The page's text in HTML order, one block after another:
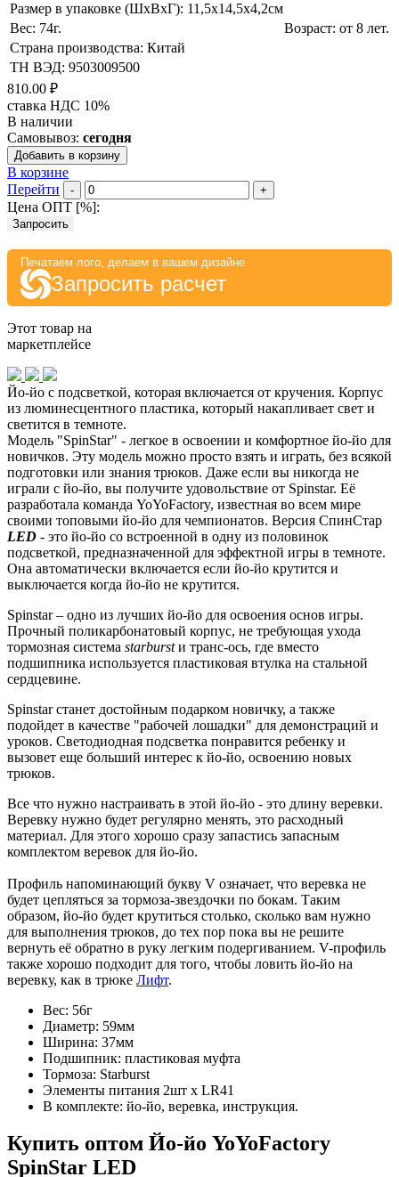
Размер в упаковке (ШхВxГ): 11,5х14,5х4,2cм
Вес: 74г.
Возраст: от 8 лет.
Страна производства: Китай
ТН ВЭД: 9503009500
810.00 ₽
ставка НДС 10%
В наличии
Самовывоз: сегодня
Добавить в корзину
В корзине
Перейти
- +
Цена ОПТ [%]:
Запросить
Печатаем лого, делаем в вашем дизайне
Запросить расчет
Этот товар на
маркетплейсе
Йо-йо с подсветкой, которая включается от кручения. Корпус
из люминесцентного пластика, который накапливает свет и
светится в темноте.
Модель "SpinStar" - легкое в освоении и комфортное йо-йо для
новичков. Эту модель можно просто взять и играть, без всякой
подготовки или знания трюков. Даже если вы никогда не
играли с йо-йо, вы получите удовольствие от Spinstar. Её
разработала команда YoYoFactory, известная во всем мире
своими топовыми йо-йо для чемпионатов. Версия СпинСтар
LED - это йо-йо со встроенной в одну из половинок
подсветкой, предназначенной для эффектной игры в темноте.
Она автоматически включается если йо-йо крутится и
выключается когда йо-йо не крутится.
Spinstar – одно из лучших йо-йо для освоения основ игры.
Прочный поликарбонатовый корпус, не требующая ухода
тормозная система starburstи транс-ось, где вместо
подшипника используется пластиковая втулка на стальной
сердцевине.
Spinstar станет достойным подарком новичку, а также
подойдет в качестве "рабочей лошадки" для демонстраций и
уроков. Светодиодная подсветка понравится ребенку и
вызовет еще больший интерес к йо-йо, освоению новых
трюков.
Все что нужно настраивать в этой йо-йо - это длину веревки.
Веревку нужно будет регулярно менять, это расходный
материал. Для этого хорошо сразу запастись запасным
комплектом веревок для йо-йо.
Профиль напоминающий букву V означает, что веревка не
будет цепляться за тормоза-звездочки по бокам. Таким
образом, йо-йо будет крутиться столько, сколько вам нужно
для выполнения трюков, до тех пор пока вы не решите
вернуть её обратно в руку легким подергиванием. V-профиль
также хорошо подходит для того, чтобы ловить йо-йо на
веревку, как в трюке Лифт.
Вес: 56г
Диаметр: 59мм
Ширина: 37мм
Подшипник: пластиковая муфта
Тормоза: Starburst
Элементы питания 2шт x LR41
В комплекте: йо-йо, веревка, инструкция.
Купить оптом Йо-йо YoYoFactory
SpinStar LED